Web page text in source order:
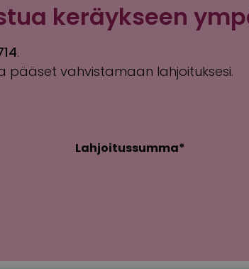
keräykseen
.
vahvistamaan lahjoituksesi.
Lahjoitussumma*